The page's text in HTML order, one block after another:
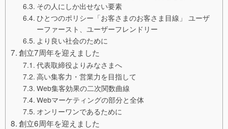
その人にしか出せない要素
ひとつのポリシー「お客さまのお客さま目線」 ユーザ
ーファースト、ユーザーフレンドリー
より良い社会のために
創立7周年を迎えました
代表取締役よりみなさまへ
高い集客力・営業力を目指して
Web集客効果の二次関数曲線
Webマーケティングの部分と全体
オンリーワンであるために
創立6周年を迎えました